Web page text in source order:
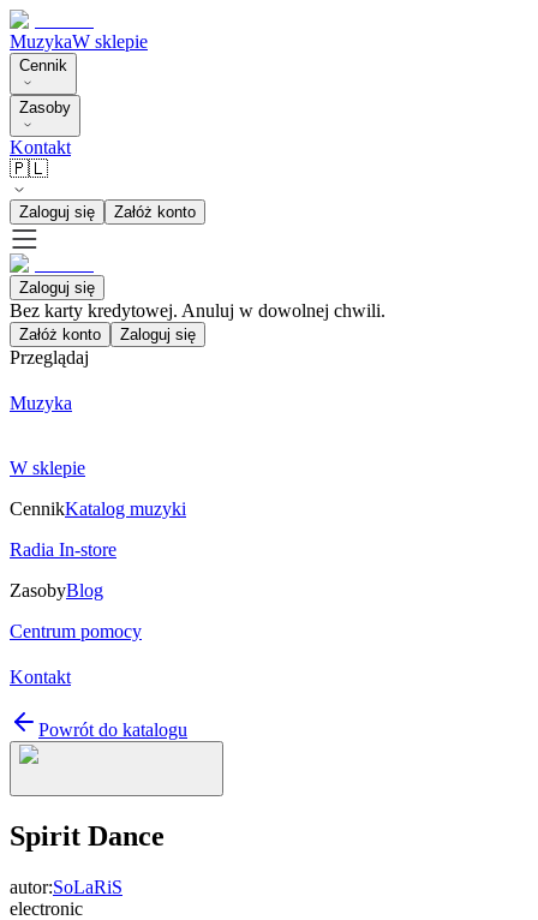
MuzykaW sklepie
Cennik
Zasoby
Kontakt
🇵🇱
Zaloguj się Załóż konto
Zaloguj się
Bez karty kredytowej. Anuluj w dowolnej chwili.
Załóż konto Zaloguj się
Przeglądaj
Muzyka
W sklepie
CennikKatalog muzyki
Radia In-store
ZasobyBlog
Centrum pomocy
Kontakt
Powrót do katalogu
Spirit Dance
autor:SoLaRiS
electronic